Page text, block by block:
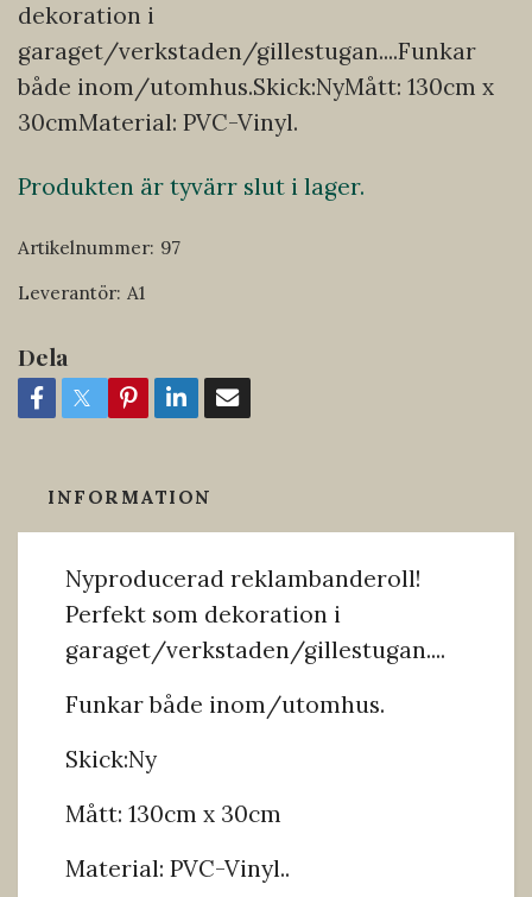
dekoration i
garaget/verkstaden/gillestugan....Funkar
både inom/utomhus.Skick:NyMått: 130cm x
30cmMaterial: PVC-Vinyl.
Produkten är tyvärr slut i lager.
Artikelnummer: 97
Leverantör: A1
Dela
INFORMATION
Nyproducerad reklambanderoll!
Perfekt som dekoration i
garaget/verkstaden/gillestugan....
Funkar både inom/utomhus.
Skick:Ny
Mått: 130cm x 30cm
Material: PVC-Vinyl..